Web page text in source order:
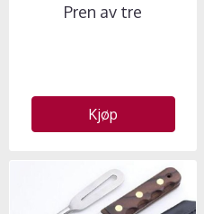
Pren av tre
Kjøp